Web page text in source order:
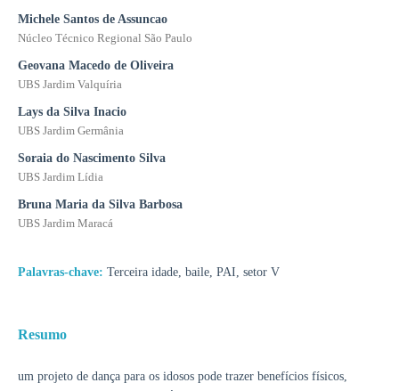
Michele Santos de Assuncao
Núcleo Técnico Regional São Paulo
Geovana Macedo de Oliveira
UBS Jardim Valquíria
Lays da Silva Inacio
UBS Jardim Germânia
Soraia do Nascimento Silva
UBS Jardim Lídia
Bruna Maria da Silva Barbosa
UBS Jardim Maracá
Palavras-chave: Terceira idade, baile, PAI, setor V
Resumo
um projeto de dança para os idosos pode trazer benefícios físicos,